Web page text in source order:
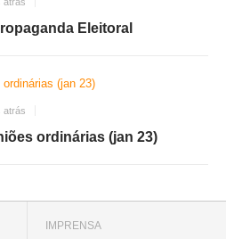
Eleitoral
atrás
ordinárias (jan 23)
IMPRENSA